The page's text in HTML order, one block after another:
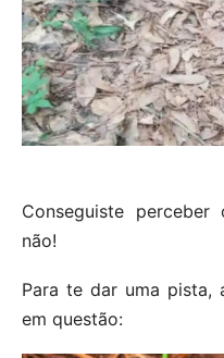
Conseguiste
não!
Para te dar uma pista,
em questão: